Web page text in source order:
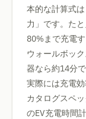
本的な計算式
力」です。た
80%まで充電
ウォールボッ
器なら約14分で
実際には充電
カタログスペ
のEV充電時間